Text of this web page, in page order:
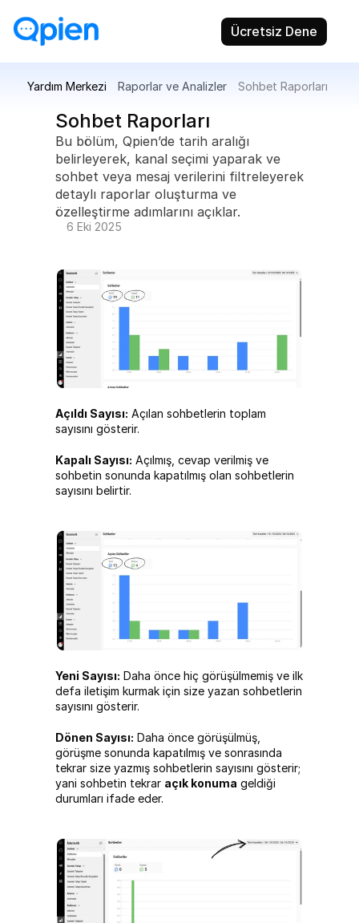
Ücretsiz Dene
Yardım Merkezi Raporlar ve Analizler Sohbet Raporları
Sohbet Raporları
Bu bölüm, Qpien’de tarih aralığı
belirleyerek, kanal seçimi yaparak ve
sohbet veya mesaj verilerini filtreleyerek
detaylı raporlar oluşturma ve
özelleştirme adımlarını açıklar.
6 Eki 2025
Açıldı Sayısı: Açılan sohbetlerin toplam
sayısını gösterir.
Kapalı Sayısı: Açılmış, cevap verilmiş ve
sohbetin sonunda kapatılmış olan sohbetlerin
sayısını belirtir.
Yeni Sayısı: Daha önce hiç görüşülmemiş ve ilk
defa iletişim kurmak için size yazan sohbetlerin
sayısını gösterir.
Dönen Sayısı: Daha önce görüşülmüş,
görüşme sonunda kapatılmış ve sonrasında
tekrar size yazmış sohbetlerin sayısını gösterir;
yani sohbetin tekrar açık konuma geldiği
durumları ifade eder.